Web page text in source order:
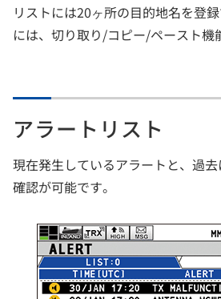
リストには20ヶ所の目的地名を登
には、切り取り/コピー/ペースト機
アラートリスト
現在発生しているアラートと、過
確認が可能です。